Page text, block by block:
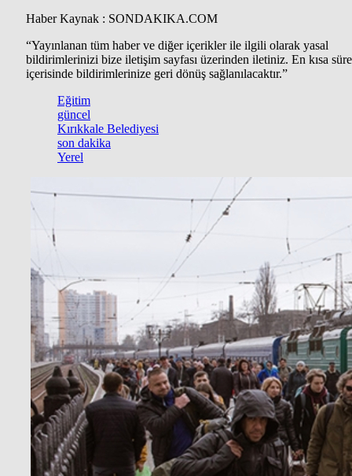
Haber Kaynak : SONDAKIKA.COM
“Yayınlanan tüm haber ve diğer içerikler ile ilgili olarak yasal
bildirimlerinizi bize iletişim sayfası üzerinden iletiniz. En kısa süre
içerisinde bildirimlerinize geri dönüş sağlanılacaktır.”
Eğitim
güncel
Kırıkkale Belediyesi
son dakika
Yerel